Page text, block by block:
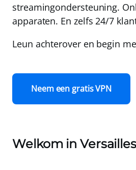
streamingondersteuning.
apparaten. En zelfs 24/7
Leun achterover en begin
Neem een gratis VPN
Welkom in Versailles